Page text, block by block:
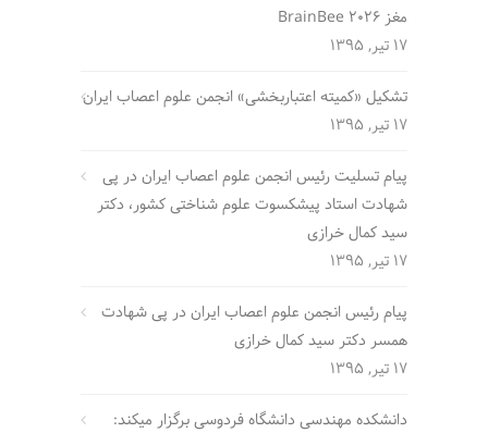
مغز BrainBee 2026
17 تیر, 1395
تشکیل «کمیته اعتباربخشی» انجمن علوم اعصاب ایران
17 تیر, 1395
پیام تسلیت رئیس انجمن علوم اعصاب ایران در پی
شهادت استاد پیشکسوت علوم شناختی کشور، دکتر
سید کمال خرازی
17 تیر, 1395
پیام رئیس انجمن علوم اعصاب ایران در پی شهادت
همسر دکتر سید کمال خرازی
17 تیر, 1395
دانشکده مهندسی دانشگاه فردوسی برگزار میکند: